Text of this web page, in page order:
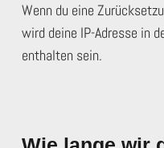
Wenn du eine
wird deine IP-Adresse in
enthalten sein.